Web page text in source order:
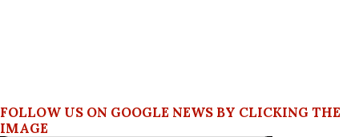
FOLLOW US ON GOOGLE NEWS BY CLICKING THE
IMAGE